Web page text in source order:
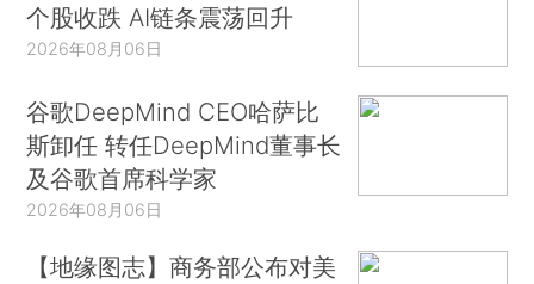
个股收跌 AI链条震荡回升
2026年08月06日
谷歌DeepMind CEO哈萨比
斯卸任 转任DeepMind董事长
及谷歌首席科学家
2026年08月06日
【地缘图志】商务部公布对美